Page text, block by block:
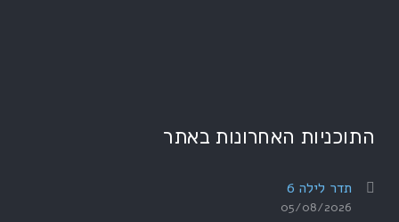
התוכניות האחרונות באתר
תדר לילה 6
05/08/2026